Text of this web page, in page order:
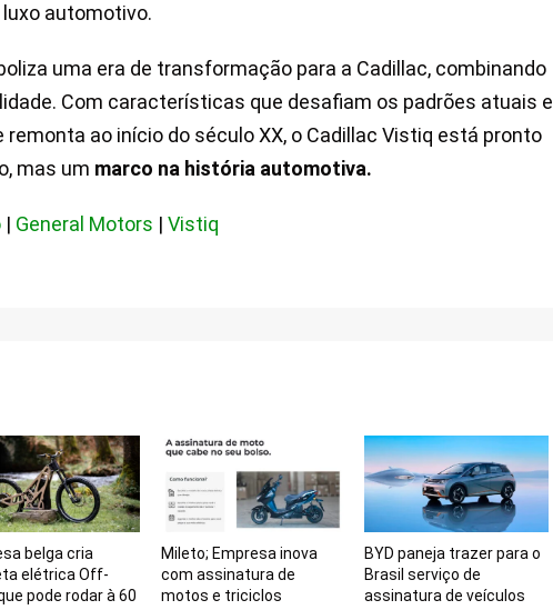
automotivo.
uma era de transformação para a Cadillac, combinando
Com características que desafiam os padrões atuais e
ao início do século XX, o Cadillac Vistiq está pronto
mas um marco na história automotiva.
| General Motors | Vistiq
belga cria
elétrica Off-
pode rodar à 60
Mileto; Empresa inova
com assinatura de
motos e triciclos
BYD paneja trazer para o
Brasil serviço de
assinatura de veículos